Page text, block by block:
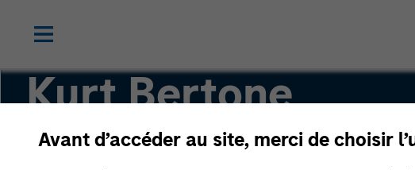
Avant d’accéder au site, merci de choisir
Kurt Bertone
Investment Professional